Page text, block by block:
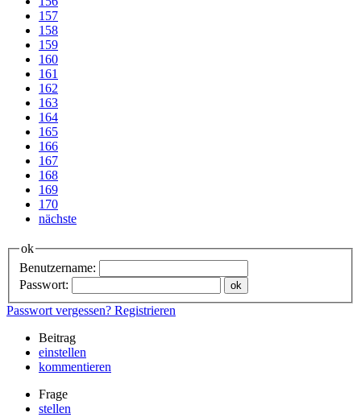
157
158
159
160
161
162
163
164
165
166
167
168
169
170
nächste
ok
Benutzername:
Passwort:
Passwort vergessen? Registrieren
Beitrag
einstellen
kommentieren
Frage
stellen